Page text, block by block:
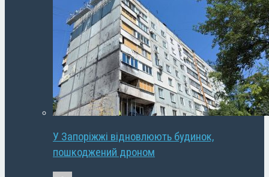
У Запоріжжі відновлюють будинок,
пошкоджений дроном